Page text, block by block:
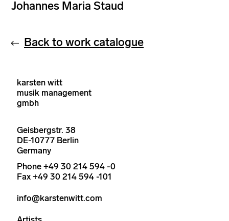
Johannes Maria Staud
Back to work catalogue
karsten witt
musik management
gmbh
Geisbergstr. 38
DE-10777 Berlin
Germany
Phone +49 30 214 594 -0
Fax +49 30 214 594 -101
info@karstenwitt.com